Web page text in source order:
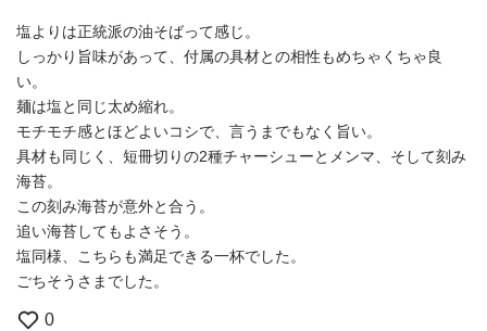
塩よりは正統派の油そばって感じ。
しっかり旨味があって、付属の具材との相性もめちゃくちゃ良
い。
麺は塩と同じ太め縮れ。
モチモチ感とほどよいコシで、言うまでもなく旨い。
具材も同じく、短冊切りの2種チャーシューとメンマ、そして刻み
海苔。
この刻み海苔が意外と合う。
追い海苔してもよさそう。
塩同様、こちらも満足できる一杯でした。
ごちそうさまでした。
0